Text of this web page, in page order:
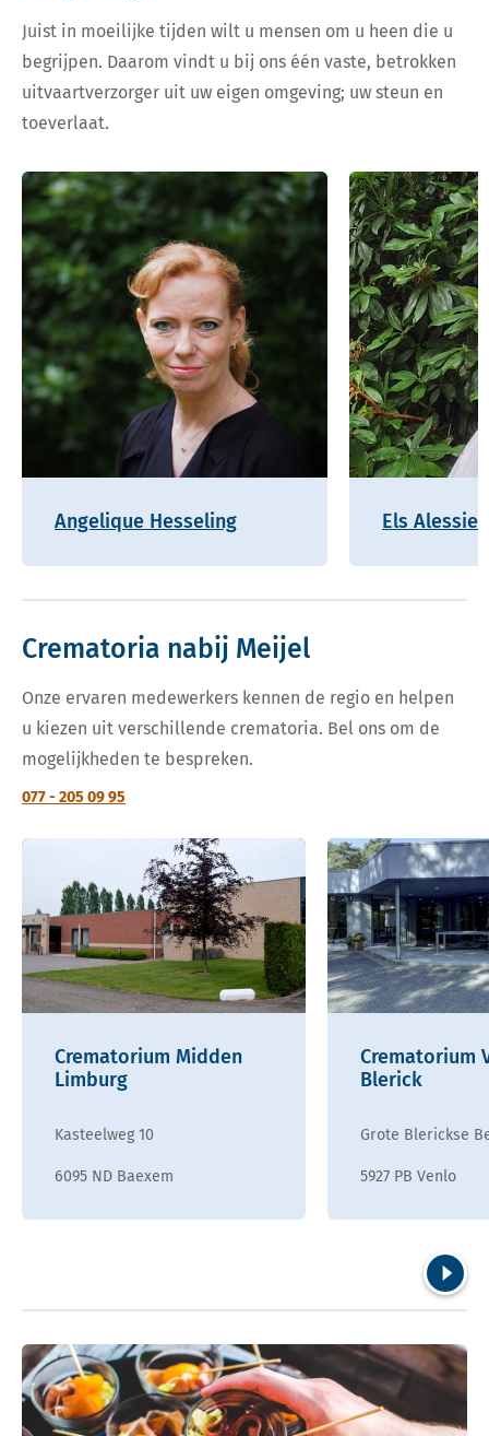
Juist in moeilijke tijden wilt u mensen om u heen die u
begrijpen. Daarom vindt u bij ons één vaste, betrokken
uitvaartverzorger uit uw eigen omgeving; uw steun en
toeverlaat.
Angelique Hesseling Els Alessie
Crematoria nabij Meijel
Onze ervaren medewerkers kennen de regio en helpen
u kiezen uit verschillende crematoria. Bel ons om de
mogelijkheden te bespreken.
077 - 205 09 95
Crematorium Midden
Limburg
Kasteelweg 10
6095 ND Baexem
Crematorium
Blerick
Grote Blerickse
5927 PB Venlo